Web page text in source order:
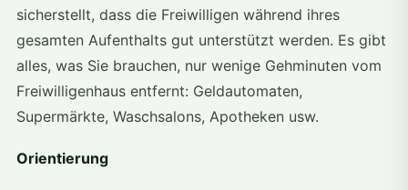
sicherstellt, dass die Freiwilligen während ihres
gesamten Aufenthalts gut unterstützt werden. Es gibt
alles, was Sie brauchen, nur wenige Gehminuten vom
Freiwilligenhaus entfernt: Geldautomaten,
Supermärkte, Waschsalons, Apotheken usw.
Orientierung